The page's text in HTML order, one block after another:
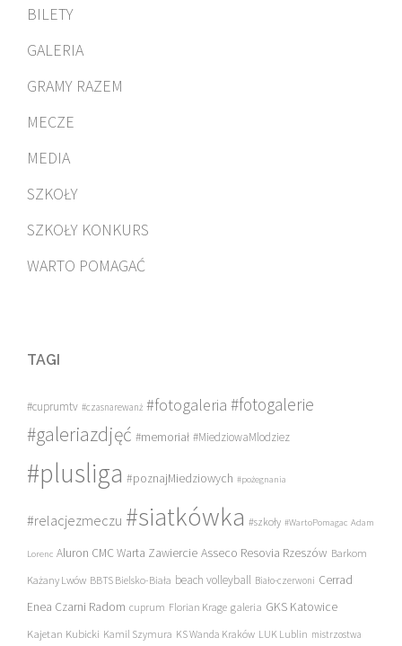
BILETY
GALERIA
GRAMY RAZEM
MECZE
MEDIA
SZKOŁY
SZKOŁY KONKURS
WARTO POMAGAĆ
TAGI
#cuprumtv #czasnarewanż #fotogaleria #fotogalerie
#galeriazdjęć #memoriał #MiedziowaMlodziez
#plusliga #poznajMiedziowych #pożegnania
#relacjezmeczu #siatkówka #szkoły #WartoPomagac Adam
Lorenc Aluron CMC Warta Zawiercie Asseco Resovia Rzeszów Barkom
Każany Lwów BBTS Bielsko-Biała beach volleyball Biało-czerwoni Cerrad
Enea Czarni Radom cuprum Florian Krage galeria GKS Katowice
Kajetan Kubicki Kamil Szymura KS Wanda Kraków LUK Lublin mistrzostwa